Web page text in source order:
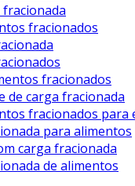
fracionados
fracionados
de carga fracionada
fracionados para
para alimentos
carga fracionada
de alimentos